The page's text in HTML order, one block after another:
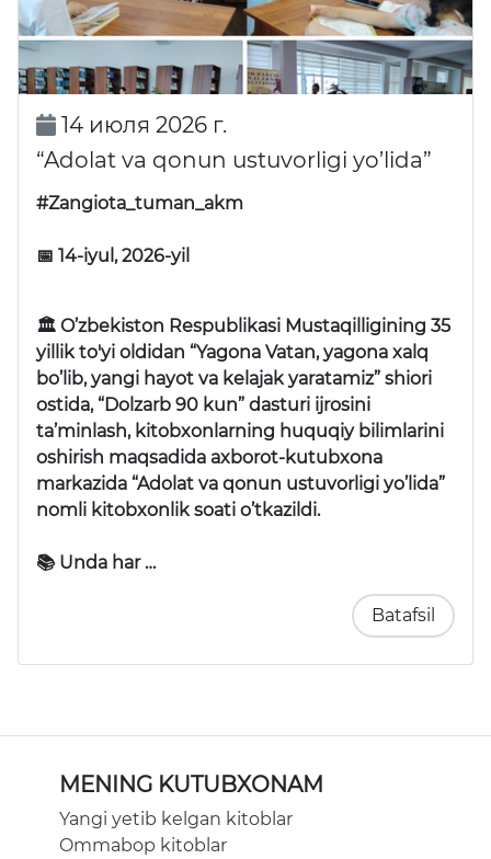
14 июля 2026 г.
“Adolat va qonun ustuvorligi yo’lida”
#Zangiota_tuman_akm
📅 14-iyul, 2026-yil
🏛 O’zbekiston Respublikasi Mustaqilligining 35
yillik to'yi oldidan “Yagona Vatan, yagona xalq
bo’lib, yangi hayot va kelajak yaratamiz” shiori
ostida, “Dolzarb 90 kun” dasturi ijrosini
ta’minlash, kitobxonlarning huquqiy bilimlarini
oshirish maqsadida axborot-kutubxona
markazida “Adolat va qonun ustuvorligi yo’lida”
nomli kitobxonlik soati o’tkazildi.
📚 Unda har …
Batafsil
MENING KUTUBXONAM
Yangi yetib kelgan kitoblar
Ommabop kitoblar